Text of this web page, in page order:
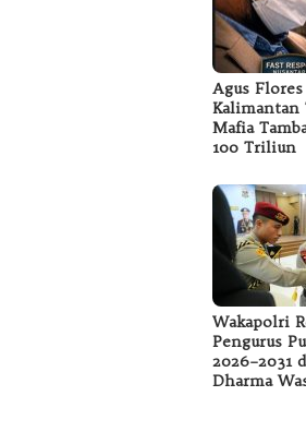
Agus
Kalimantan
Mafia
100 Triliun
Wakapolri
Pengurus
2026–2031
Dharma